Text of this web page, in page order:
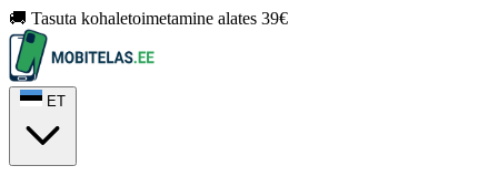
🚚 Tasuta kohaletoimetamine alates 39€
ET